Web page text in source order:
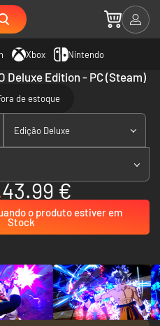
Xbox Nintendo
Deluxe Edition - PC (Steam)
de estoque
Edição Deluxe
43.99 €
o produto estiver em
Stock